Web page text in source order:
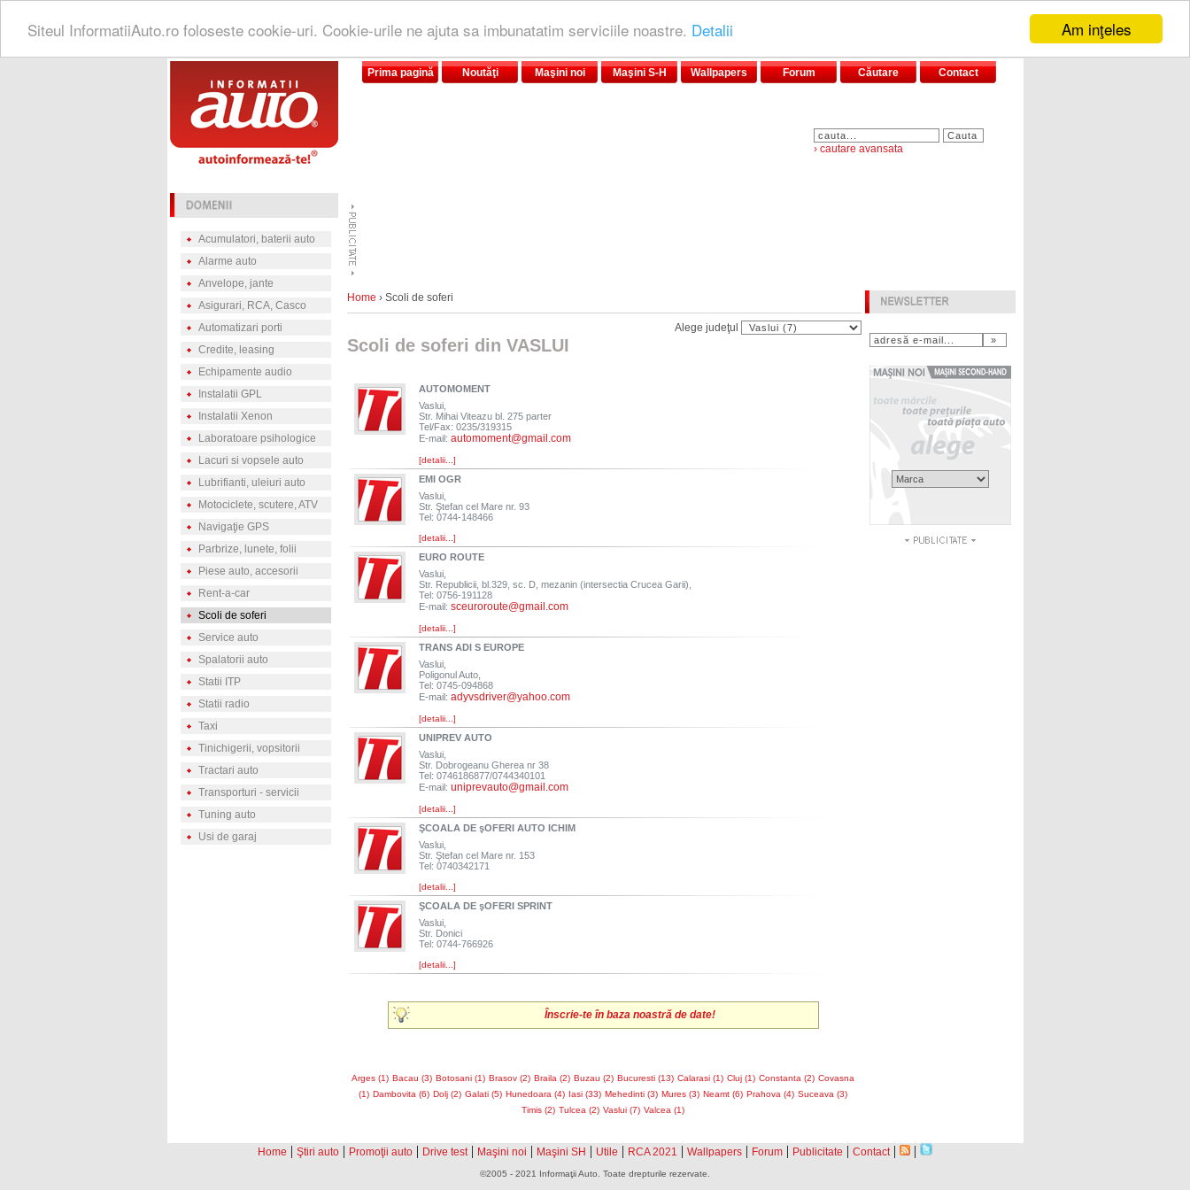
Am inţeles
Siteul InformatiiAuto.ro foloseste cookie-uri. Cookie-urile ne ajuta sa imbunatatim serviciile noastre. Detalii
Prima pagină Noutăţi Maşini noi Maşini S-H Wallpapers Forum Căutare Contact
› cautare avansata
Acumulatori, baterii auto
Alarme auto
Anvelope, jante
Asigurari, RCA, Casco
Automatizari porti
Credite, leasing
Echipamente audio
Instalatii GPL
Instalatii Xenon
Laboratoare psihologice
Lacuri si vopsele auto
Lubrifianti, uleiuri auto
Motociclete, scutere, ATV
Navigaţie GPS
Parbrize, lunete, folii
Piese auto, accesorii
Rent-a-car
Scoli de soferi
Service auto
Spalatorii auto
Statii ITP
Statii radio
Taxi
Tinichigerii, vopsitorii
Tractari auto
Transporturi - servicii
Tuning auto
Usi de garaj
Home › Scoli de soferi
Alege judeţul
Scoli de soferi din VASLUI
AUTOMOMENT
Vaslui,
Str. Mihai Viteazu bl. 275 parter
Tel/Fax: 0235/319315
E-mail: automoment@gmail.com
[detalii...]
EMI OGR
Vaslui,
Str. Ştefan cel Mare nr. 93
Tel: 0744-148466
[detalii...]
EURO ROUTE
Vaslui,
Str. Republicii, bl.329, sc. D, mezanin (intersectia Crucea Garii),
Tel: 0756-191128
E-mail: sceuroroute@gmail.com
[detalii...]
TRANS ADI S EUROPE
Vaslui,
Poligonul Auto,
Tel: 0745-094868
E-mail: adyvsdriver@yahoo.com
[detalii...]
UNIPREV AUTO
Vaslui,
Str. Dobrogeanu Gherea nr 38
Tel: 0746186877/0744340101
E-mail: uniprevauto@gmail.com
[detalii...]
ŞCOALA DE şOFERI AUTO ICHIM
Vaslui,
Str. Ştefan cel Mare nr. 153
Tel: 0740342171
[detalii...]
ŞCOALA DE şOFERI SPRINT
Vaslui,
Str. Donici
Tel: 0744-766926
[detalii...]
Înscrie-te în baza noastră de date!
Arges (1) Bacau (3) Botosani (1) Brasov (2) Braila (2) Buzau (2) Bucuresti (13) Calarasi (1) Cluj (1) Constanta (2) Covasna
(1) Dambovita (6) Dolj (2) Galati (5) Hunedoara (4) Iasi (33) Mehedinti (3) Mures (3) Neamt (6) Prahova (4) Suceava (3)
Timis (2) Tulcea (2) Vaslui (7) Valcea (1)
Home | Ştiri auto | Promoţii auto | Drive test | Maşini noi | Maşini SH | Utile | RCA 2021 | Wallpapers | Forum | Publicitate | Contact | |
©2005 - 2021 Informaţii Auto. Toate drepturile rezervate.